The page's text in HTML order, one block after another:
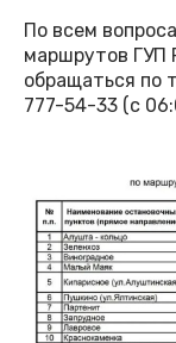
По всем
маршрутов ГУП
обращаться по
777-54-33 (с